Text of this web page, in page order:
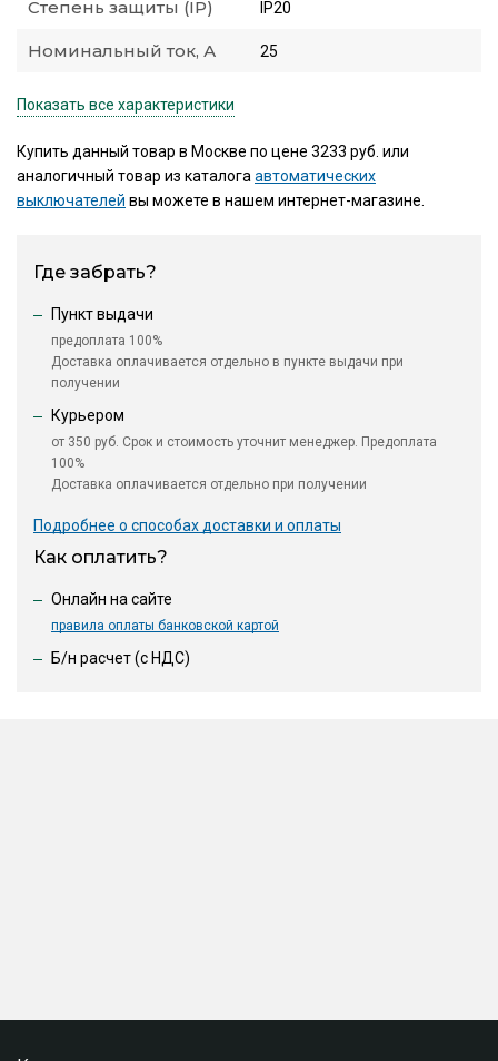
Степень защиты (IP) IP20
Номинальный ток, А 25
Показать все характеристики
Купить данный товар в Москве по цене 3233 руб. или
аналогичный товар из каталогаавтоматических
выключателей вы можете в нашем интернет-магазине.
Где забрать?
Пункт выдачи
предоплата 100%
Доставка оплачивается отдельно в пункте выдачи при
получении
Курьером
от 350 руб. Срок и стоимость уточнит менеджер. Предоплата
100%
Доставка оплачивается отдельно при получении
Подробнее о способах доставки и оплаты
Как оплатить?
Онлайн на сайте
правила оплаты банковской картой
Б/н расчет (c НДС)